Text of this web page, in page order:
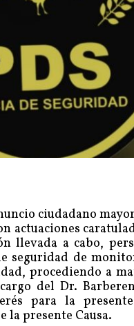
ciudadano
llevada a cabo,
seguridad de
procediendo a
del Dr.
para la
presente Causa.